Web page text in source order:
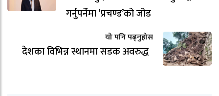
गर्नुपर्नेमा ‘प्रचण्ड’को जोड
यो पनि पढ्नुहोस
देशका विभिन्न स्थानमा सडक अवरुद्ध